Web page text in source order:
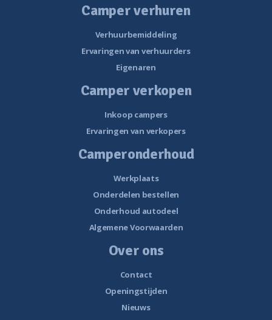
Camper verhuren
Verhuurbemiddeling
Ervaringen van verhuurders
Eigenaren
Camper verkopen
Inkoop campers
Ervaringen van verkopers
Camperonderhoud
Werkplaats
Onderdelen bestellen
Onderhoud autodeel
Algemene Voorwaarden
Over ons
Contact
Openingstijden
Nieuws